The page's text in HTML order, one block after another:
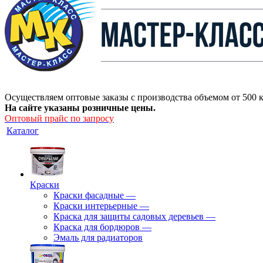
Осуществляем оптовые заказы с производства объемом от 500
На сайте указаны розничные цены.
Оптовый прайс по запросу
Каталог
Краски
Краски фасадные —
Краски интерьерные —
Краска для защиты садовых деревьев —
⁠Краска для бордюров —
Эмаль для радиаторов